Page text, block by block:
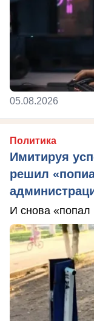
05.08.2026
Политика
Имитируя
решил
И снова «попал